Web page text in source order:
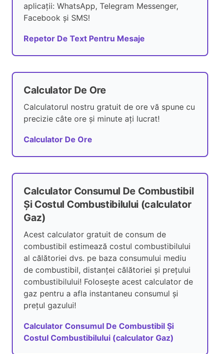
aplicații: WhatsApp, Telegram Messenger,
Facebook și SMS!
Repetor De Text Pentru Mesaje
Calculator De Ore
Calculatorul nostru gratuit de ore vă spune cu
precizie câte ore și minute ați lucrat!
Calculator De Ore
Calculator Consumul De Combustibil
Și Costul Combustibilului (calculator
Gaz)
Acest calculator gratuit de consum de
combustibil estimează costul combustibilului
al călătoriei dvs. pe baza consumului mediu
de combustibil, distanței călătoriei și prețului
combustibilului! Folosește acest calculator de
gaz pentru a afla instantaneu consumul și
prețul gazului!
Calculator Consumul De Combustibil Și
Costul Combustibilului (calculator Gaz)